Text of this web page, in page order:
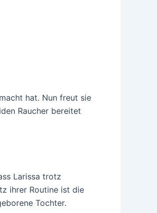
hat. Nun freut sie
Raucher bereitet
Larissa trotz
ihrer Routine ist die
Tochter.